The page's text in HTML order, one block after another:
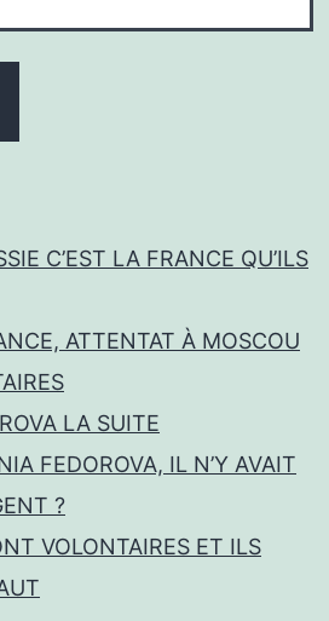
C’EST LA FRANCE QU’ILS
ATTENTAT À MOSCOU
LA SUITE
FEDOROVA, IL N’Y AVAIT
?
VOLONTAIRES ET ILS